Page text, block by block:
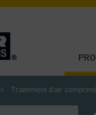
Traitement d’air comprimé